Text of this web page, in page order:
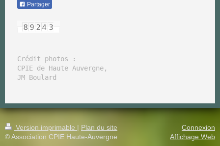
Partager
Crédit photos :
CPIE de Haute Auvergne,
Version imprimable | Plan du site
© Association CPIE Haute-Auvergne
Connexion
Affichage Web